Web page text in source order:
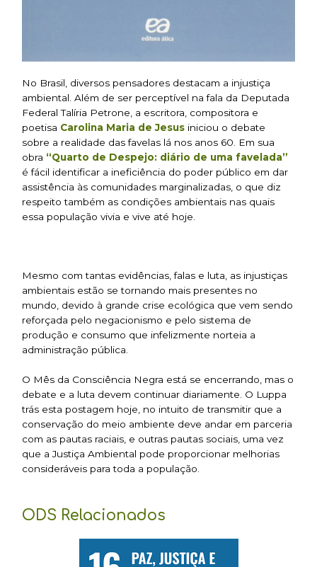
No Brasil, diversos pensadores destacam a injustiça
ambiental. Além de ser perceptível na fala da Deputada
Federal Talíria Petrone, a escritora, compositora e
poetisa Carolina Maria de Jesus iniciou o debate
sobre a realidade das favelas lá nos anos 60. Em sua
obra “Quarto de Despejo: diário de uma favelada”
é fácil identificar a ineficiência do poder público em dar
assistência às comunidades marginalizadas, o que diz
respeito também as condições ambientais nas quais
essa população vivia e vive até hoje.
Mesmo com tantas evidências, falas e luta, as injustiças
ambientais estão se tornando mais presentes no
mundo, devido à grande crise ecológica que vem sendo
reforçada pelo negacionismo e pelo sistema de
produção e consumo que infelizmente norteia a
administração pública.
O Mês da Consciência Negra está se encerrando, mas o
debate e a luta devem continuar diariamente. O Luppa
trás esta postagem hoje, no intuito de transmitir que a
conservação do meio ambiente deve andar em parceria
com as pautas raciais, e outras pautas sociais, uma vez
que a Justiça Ambiental pode proporcionar melhorias
consideráveis para toda a população.
ODS Relacionados